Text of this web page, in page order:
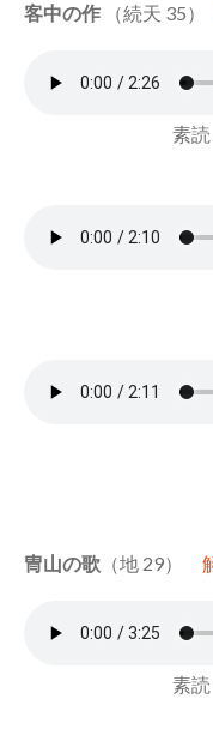
客中の作 （続天 35）
素
冑山の歌 （地 29）
素